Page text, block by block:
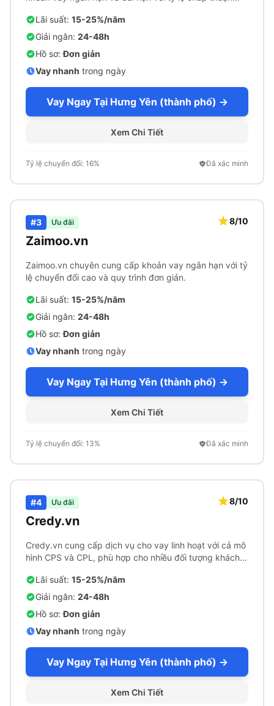
Lãi suất: 15-25%/năm
Giải ngân: 24-48h
Hồ sơ:Đơn giản
Vay nhanh trong ngày
Vay Ngay Tại Hưng Yên (thành phố) →
Xem Chi Tiết
Tỷ lệ chuyển đổi: 16% Đã xác minh
#3 Ưu đãi
Zaimoo.vn
8/10
Zaimoo.vn chuyên cung cấp khoản vay ngắn hạn với tỷ
lệ chuyển đổi cao và quy trình đơn giản.
Lãi suất: 15-25%/năm
Giải ngân: 24-48h
Hồ sơ:Đơn giản
Vay nhanh trong ngày
Vay Ngay Tại Hưng Yên (thành phố) →
Xem Chi Tiết
Tỷ lệ chuyển đổi: 13% Đã xác minh
#4 Ưu đãi
Credy.vn
8/10
Credy.vn cung cấp dịch vụ cho vay linh hoạt với cả mô
hình CPS và CPL, phù hợp cho nhiều đối tượng khách
Lãi suất: 15-25%/năm
Giải ngân: 24-48h
Hồ sơ:Đơn giản
Vay nhanh trong ngày
Vay Ngay Tại Hưng Yên (thành phố) →
Xem Chi Tiết